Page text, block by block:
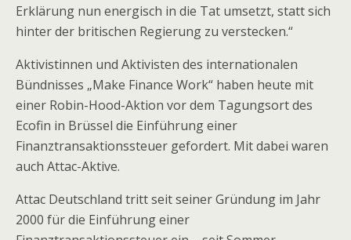
Erklärung nun energisch in die Tat umsetzt, statt sich
hinter der britischen Regierung zu verstecken.“
Aktivistinnen und Aktivisten des internationalen
Bündnisses „Make Finance Work“ haben heute mit
einer Robin-Hood-Aktion vor dem Tagungsort des
Ecofin in Brüssel die Einführung einer
Finanztransaktionssteuer gefordert. Mit dabei waren
auch Attac-Aktive.
Attac Deutschland tritt seit seiner Gründung im Jahr
2000 für die Einführung einer